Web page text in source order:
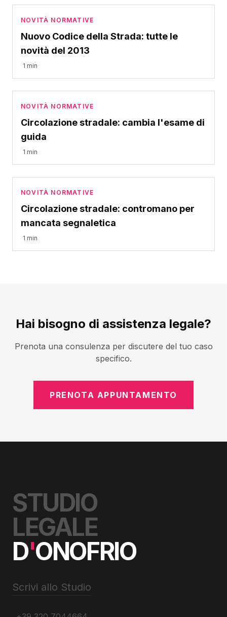
NOVITÀ NORMATIVE
Nuovo Codice della Strada: tutte le
novità del 2013
1 min
NOVITÀ NORMATIVE
Circolazione stradale: cambia l'esame di
guida
1 min
NOVITÀ NORMATIVE
Circolazione stradale: contromano per
mancata segnaletica
1 min
Hai bisogno di assistenza legale?
Prenota una consulenza per discutere del tuo caso
specifico.
PRENOTA APPUNTAMENTO
STUDIO
LEGALE
D'ONOFRIO
Scrivi allo Studio